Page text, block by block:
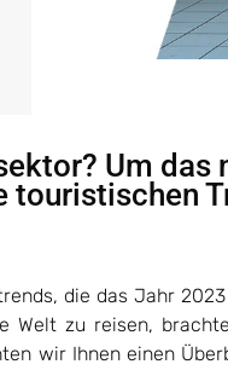
Um das
touristischen
die das Jahr
Welt zu reisen,
wir Ihnen einen